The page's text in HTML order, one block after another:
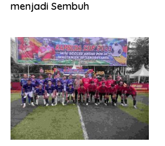
menjadi Sembuh